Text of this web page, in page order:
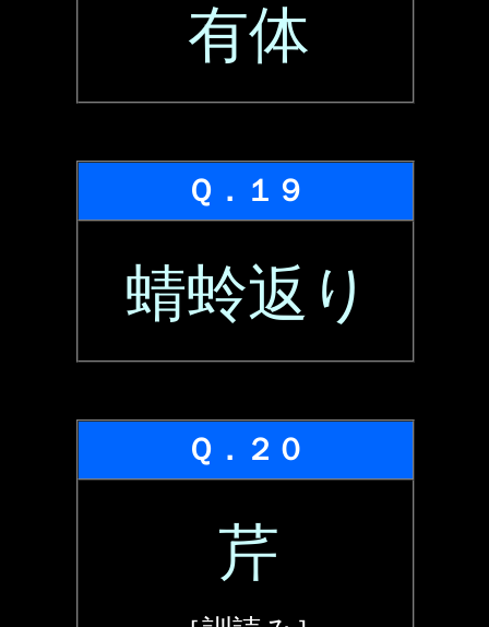
有体
Ｑ．１９
蜻蛉返り
Ｑ．２０
芹